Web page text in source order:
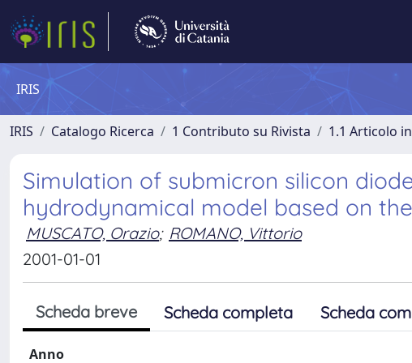
IRIS
IRIS Catalogo Ricerca 1 Contributo su Rivista 1.1 Articolo
Simulation of submicron silicon
hydrodynamical model based on
MUSCATO, Orazio; ROMANO, Vittorio
2001-01-01
Scheda breve Scheda completa Scheda
Anno